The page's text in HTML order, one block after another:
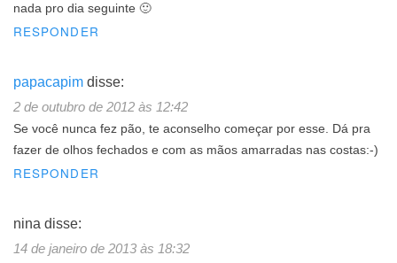
nada pro dia seguinte 🙂
RESPONDER
papacapim disse:
2 de outubro de 2012 às 12:42
Se você nunca fez pão, te aconselho começar por esse. Dá pra
fazer de olhos fechados e com as mãos amarradas nas costas:-)
RESPONDER
nina disse:
14 de janeiro de 2013 às 18:32